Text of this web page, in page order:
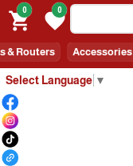
Select Language ▼
0
favorite
0
shopping_cart
& Routers Accessories